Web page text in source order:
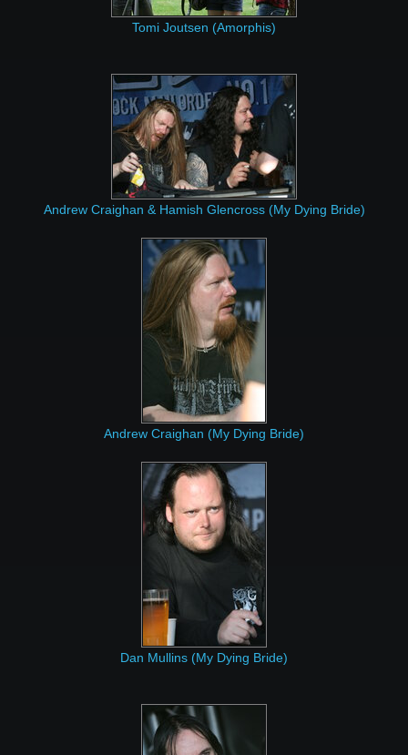
Tomi Joutsen (Amorphis)
Andrew Craighan & Hamish Glencross (My Dying Bride)
Andrew Craighan (My Dying Bride)
Dan Mullins (My Dying Bride)